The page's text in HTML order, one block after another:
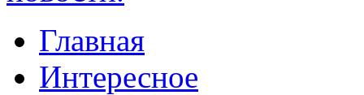
Главная
Интересное